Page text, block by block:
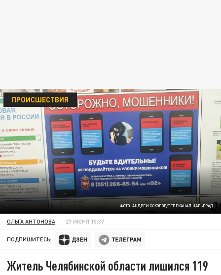
ФОТО: АНДРЕЙ СОКОЛОВ/ТЕЛЕКАНАЛ ЦАРЬГРАД.
ПРОИСШЕСТВИЯ
ОЛЬГА АНТОНОВА 27 ИЮНЯ 15:37
ПОДПИШИТЕСЬ:
Житель Челябинской области лишился 119